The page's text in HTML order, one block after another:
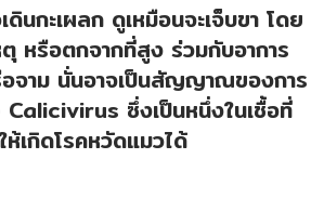
นกะเผลก ดูเหมือนจะเจ็บขา โดย
หรือตกจากที่สูง ร่วมกับอาการ
จาม นั่นอาจเป็นสัญญาณของการ
ซึ่งเป็นหนึ่งในเชื้อที่
ห้เกิดโรคหวัดแมวได้